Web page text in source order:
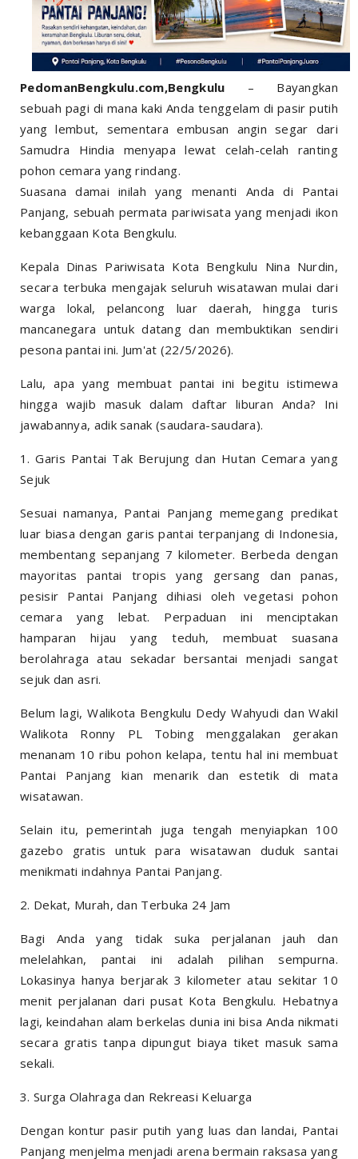
PedomanBengkulu.com,Bengkulu – Bayangkan
sebuah pagi di mana kaki Anda tenggelam di pasir putih
yang lembut, sementara embusan angin segar dari
Samudra Hindia menyapa lewat celah-celah ranting
pohon cemara yang rindang.
Suasana damai inilah yang menanti Anda di Pantai
Panjang, sebuah permata pariwisata yang menjadi ikon
kebanggaan Kota Bengkulu.
Kepala Dinas Pariwisata Kota Bengkulu Nina Nurdin,
secara terbuka mengajak seluruh wisatawan mulai dari
warga lokal, pelancong luar daerah, hingga turis
mancanegara untuk datang dan membuktikan sendiri
pesona pantai ini. Jum'at (22/5/2026).
Lalu, apa yang membuat pantai ini begitu istimewa
hingga wajib masuk dalam daftar liburan Anda? Ini
jawabannya, adik sanak (saudara-saudara).
1. Garis Pantai Tak Berujung dan Hutan Cemara yang
Sejuk
Sesuai namanya, Pantai Panjang memegang predikat
luar biasa dengan garis pantai terpanjang di Indonesia,
membentang sepanjang 7 kilometer. Berbeda dengan
mayoritas pantai tropis yang gersang dan panas,
pesisir Pantai Panjang dihiasi oleh vegetasi pohon
cemara yang lebat. Perpaduan ini menciptakan
hamparan hijau yang teduh, membuat suasana
berolahraga atau sekadar bersantai menjadi sangat
sejuk dan asri.
Belum lagi, Walikota Bengkulu Dedy Wahyudi dan Wakil
Walikota Ronny PL Tobing menggalakan gerakan
menanam 10 ribu pohon kelapa, tentu hal ini membuat
Pantai Panjang kian menarik dan estetik di mata
wisatawan.
Selain itu, pemerintah juga tengah menyiapkan 100
gazebo gratis untuk para wisatawan duduk santai
menikmati indahnya Pantai Panjang.
2. Dekat, Murah, dan Terbuka 24 Jam
Bagi Anda yang tidak suka perjalanan jauh dan
melelahkan, pantai ini adalah pilihan sempurna.
Lokasinya hanya berjarak 3 kilometer atau sekitar 10
menit perjalanan dari pusat Kota Bengkulu. Hebatnya
lagi, keindahan alam berkelas dunia ini bisa Anda nikmati
secara gratis tanpa dipungut biaya tiket masuk sama
sekali.
3. Surga Olahraga dan Rekreasi Keluarga
Dengan kontur pasir putih yang luas dan landai, Pantai
Panjang menjelma menjadi arena bermain raksasa yang